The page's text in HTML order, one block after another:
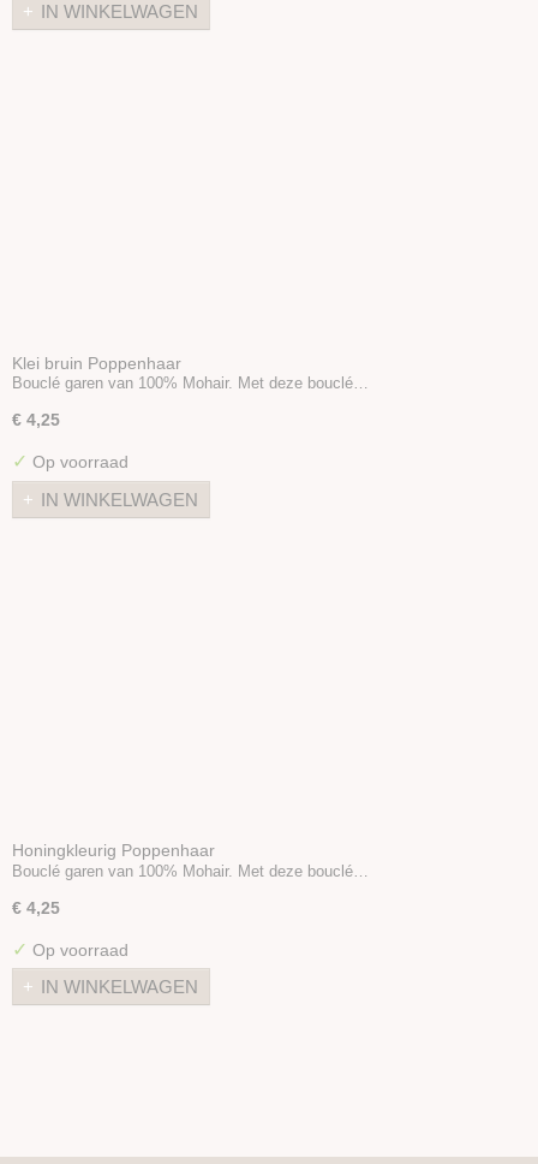
IN WINKELWAGEN
Klei bruin Poppenhaar
Bouclé garen van 100% Mohair. Met deze bouclé…
€ 4,25
✓ Op voorraad
IN WINKELWAGEN
Honingkleurig Poppenhaar
Bouclé garen van 100% Mohair. Met deze bouclé…
€ 4,25
✓ Op voorraad
IN WINKELWAGEN